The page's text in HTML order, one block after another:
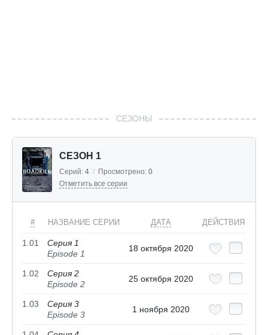
СЕЗОНЫ
СЕЗОН 1
Серий: 4 / Просмотрено: 0
Отметить все серии
# НАЗВАНИЕ СЕРИИ ДАТА ДЕЙСТВИЯ
1.01
Серия 1
Episode 1
18 октября 2020
1.02
Серия 2
Episode 2
25 октября 2020
1.03
Серия 3
Episode 3
1 ноября 2020